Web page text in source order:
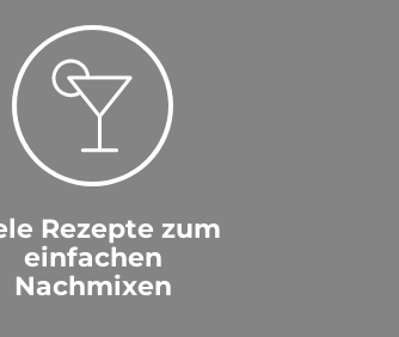
Rezepte zum
einfachen
Nachmixen